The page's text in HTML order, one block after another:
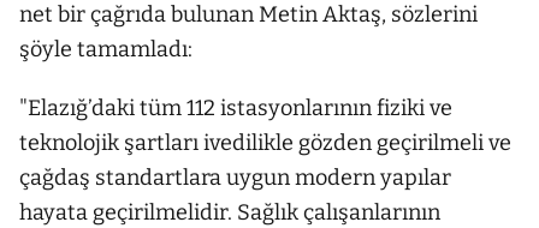
net bir çağrıda bulunan Metin Aktaş, sözlerini
şöyle tamamladı:
"Elazığ’daki tüm 112 istasyonlarının fiziki ve
teknolojik şartları ivedilikle gözden geçirilmeli ve
çağdaş standartlara uygun modern yapılar
hayata geçirilmelidir. Sağlık çalışanlarının